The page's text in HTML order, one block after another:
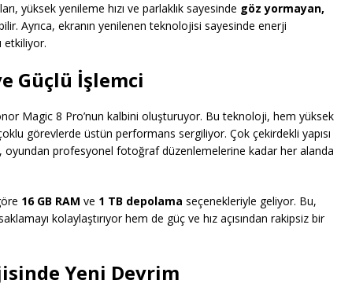
yüksek yenileme hızı ve parlaklık sayesinde göz yormayan,
Ayrıca, ekranın yenilenen teknolojisi sayesinde enerji
etkiliyor.
Güçlü İşlemci
Magic 8 Pro’nun kalbini oluşturuyor. Bu teknoloji, hem yüksek
görevlerde üstün performans sergiliyor. Çok çekirdekli yapısı
profesyonel fotoğraf düzenlemelerine kadar her alanda
16 GB RAM ve 1 TB depolama seçenekleriyle geliyor. Bu,
kolaylaştırıyor hem de güç ve hız açısından rakipsiz bir
Yeni Devrim